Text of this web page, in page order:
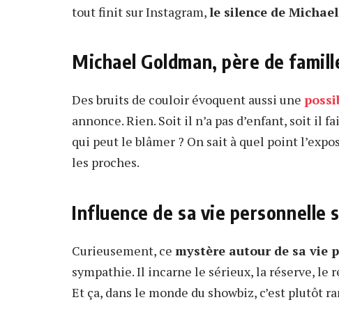
tout finit sur Instagram,le silence de
Michael Goldman, père de
Des bruits de couloir évoquent aussi une
annonce. Rien. Soit il n’a pas d’enfant, soit il
qui peut le blâmer ? On sait à quel point
les proches.
Influence de sa vie personnelle
Curieusement, ce mystère autour de sa vie
sympathie. Il incarne le sérieux, la réserve, le
Et ça, dans le monde du showbiz, c’est plutôt